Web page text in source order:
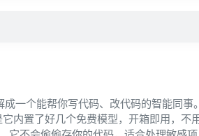
一个能帮你写代码、改代码的智能同事
内置了好几个免费模型，开箱即用，不